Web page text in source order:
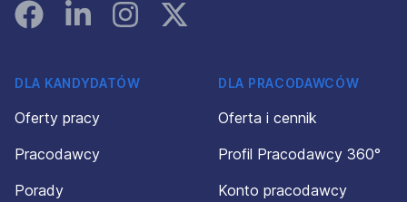
FacebookLinked InInstagramInstagram
DLA KANDYDATÓW
Oferty pracy
Pracodawcy
Porady
DLA PRACODAWCÓW
Oferta i cennik
Profil Pracodawcy 360°
Konto pracodawcy